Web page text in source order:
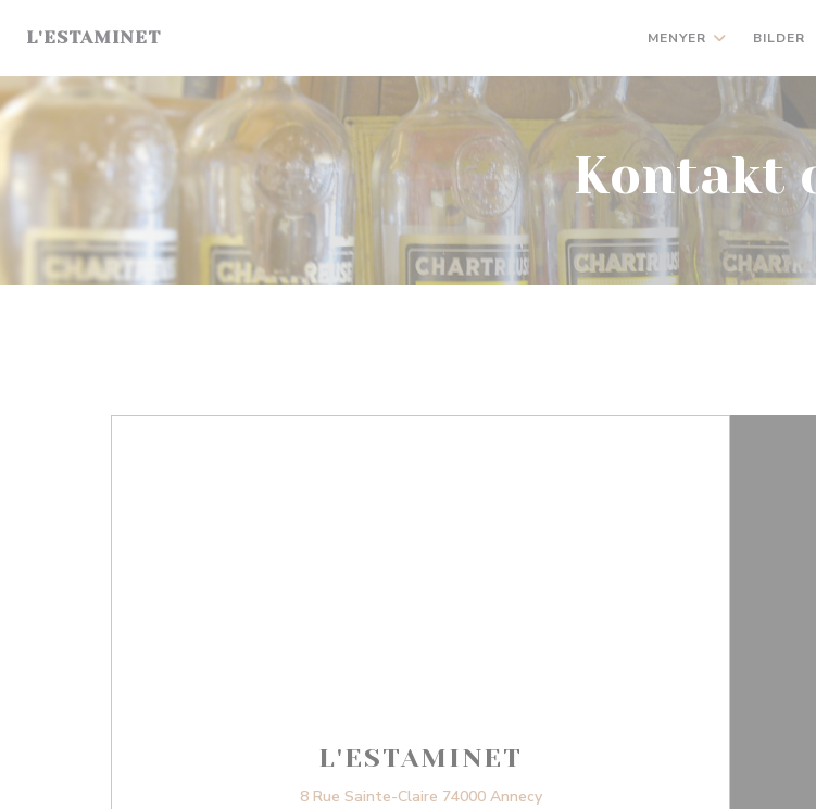
L'ESTAMINET MENYER BILDER
Kontakt
L'ESTAMINET
8 Rue Sainte-Claire 74000 Annecy((åpner i et nytt vindu))